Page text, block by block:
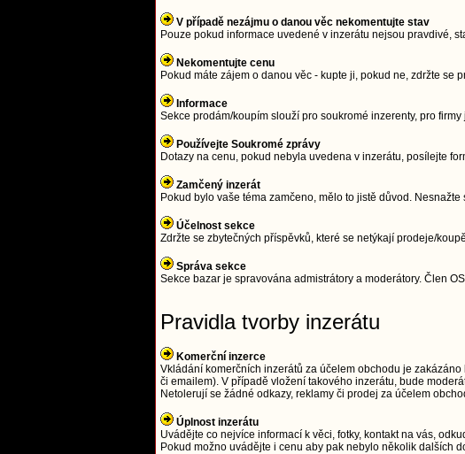
V případě nezájmu o danou věc nekomentujte stav
Pouze pokud informace uvedené v inzerátu nejsou pravdivé,
Nekomentujte cenu
Pokud máte zájem o danou věc - kupte ji, pokud ne, zdržte
Informace
Sekce prodám/koupím slouží pro soukromé inzerenty, pro
Používejte Soukromé zprávy
Dotazy na cenu, pokud nebyla uvedena v inzerátu, posílejte
Zamčený inzerát
Pokud bylo vaše téma zamčeno, mělo to jistě důvod.
Účelnost sekce
Zdržte se zbytečných příspěvků, které se netýkají prodeje/
Správa sekce
Sekce bazar je spravována admistrátory a moderátory. Člen
Pravidla tvorby inzerátu
Komerční inzerce
Vkládání komerčních inzerátů za účelem obchodu je
či emailem). V případě vložení takového inzerátu, bude
Netolerují se žádné odkazy, reklamy či prodej za účelem
Úplnost inzerátu
Uvádějte co nejvíce informací k věci, fotky, kontakt na vás,
Pokud možno uvádějte i cenu aby pak nebylo několik dalších